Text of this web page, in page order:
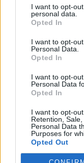
I want to opt-
personal data.
Opted In
I want to opt-
Personal Data.
Opted In
I want to opt-
Personal Data
Opted In
I want to opt-
Retention,
Personal Data
Purposes for
Opted Out
november 2025
január 2025
november 2024
október 2024
september
august 2024
júl 2024